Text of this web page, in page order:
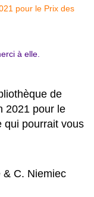
à elle.
de
2021 pour le
qui pourrait vous
& C. Niemiec